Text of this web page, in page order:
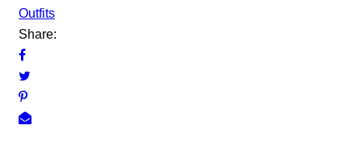
Outfits
Share: